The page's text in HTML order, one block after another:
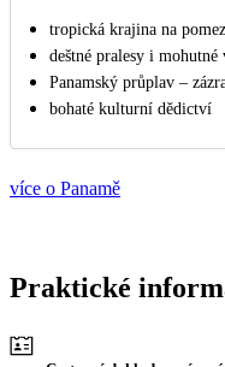
tropická krajina na
deštné pralesy i mohutné
Panamský průplav –⁠⁠⁠⁠⁠⁠
bohaté kulturní dědictví
více o Panamě
Praktické